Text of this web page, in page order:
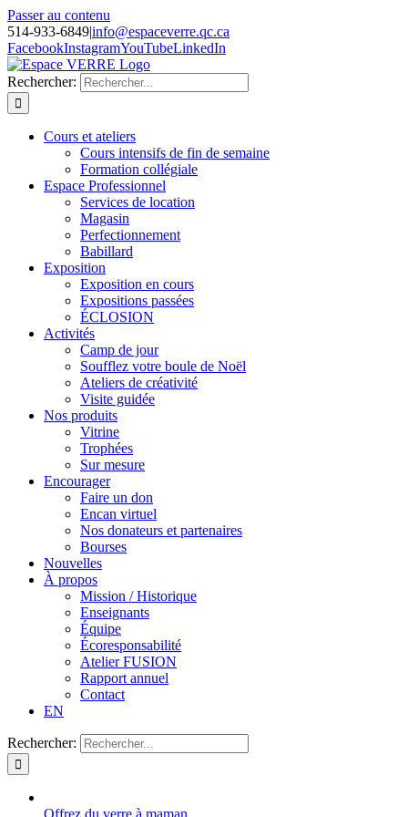
Passer au contenu
514-933-6849|info@espaceverre.qc.ca
FacebookInstagramYouTubeLinkedIn
Rechercher:
Cours et ateliers
Cours intensifs de fin de semaine
Formation collégiale
Espace Professionnel
Services de location
Magasin
Perfectionnement
Babillard
Exposition
Exposition en cours
Expositions passées
ÉCLOSION
Activités
Camp de jour
Soufflez votre boule de Noël
Ateliers de créativité
Visite guidée
Nos produits
Vitrine
Trophées
Sur mesure
Encourager
Faire un don
Encan virtuel
Nos donateurs et partenaires
Bourses
Nouvelles
À propos
Mission / Historique
Enseignants
Équipe
Écoresponsabilité
Atelier FUSION
Rapport annuel
Contact
EN
Rechercher:
Offrez du verre à maman